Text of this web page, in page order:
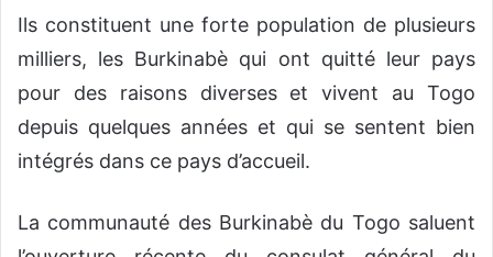
Ils constituent une forte population de plusieurs
milliers, les Burkinabè qui ont quitté leur pays
pour des raisons diverses et vivent au Togo
depuis quelques années et qui se sentent bien
intégrés dans ce pays d’accueil.
La communauté des Burkinabè du Togo saluent